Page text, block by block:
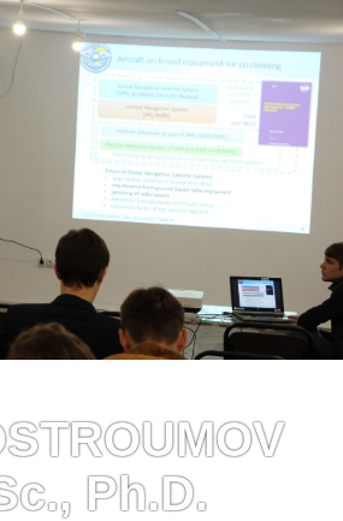
Ph.D.